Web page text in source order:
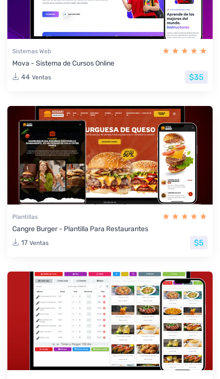
Sistemas Web
Mova - Sistema de Cursos Online
44 Ventas $35
Plantillas
Cangre Burger - Plantilla Para Restaurantes
17 Ventas $5